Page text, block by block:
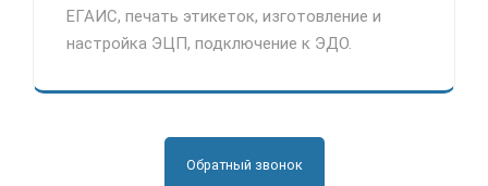
ЕГАИС, печать этикеток, изготовление и
настройка ЭЦП, подключение к ЭДО.
Обратный звонок